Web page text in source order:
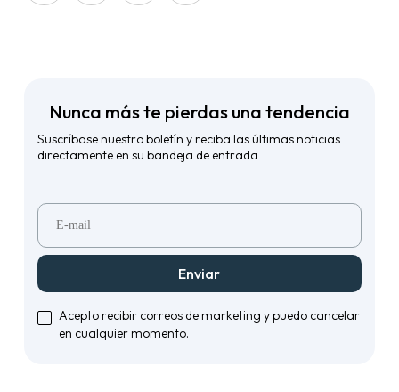
Nunca más te pierdas una tendencia
Suscríbase nuestro boletín y reciba las últimas noticias
directamente en su bandeja de entrada
Enviar
Acepto recibir correos de marketing y puedo cancelar
en cualquier momento.